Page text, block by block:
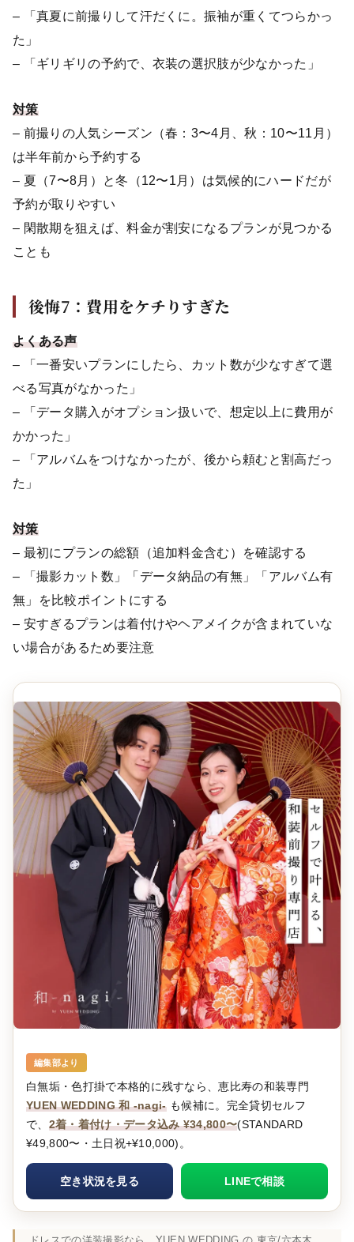
– 「真夏に前撮りして汗だくに。振袖が重くてつらかっ
た」
– 「ギリギリの予約で、衣装の選択肢が少なかった」
対策
– 前撮りの人気シーズン（春：3〜4月、秋：10〜11月）
は半年前から予約する
– 夏（7〜8月）と冬（12〜1月）は気候的にハードだが
予約が取りやすい
– 閑散期を狙えば、料金が割安になるプランが見つかる
ことも
後悔7：費用をケチりすぎた
よくある声
– 「一番安いプランにしたら、カット数が少なすぎて選
べる写真がなかった」
– 「データ購入がオプション扱いで、想定以上に費用が
かかった」
– 「アルバムをつけなかったが、後から頼むと割高だっ
た」
対策
– 最初にプランの総額（追加料金含む）を確認する
– 「撮影カット数」「データ納品の有無」「アルバム有
無」を比較ポイントにする
– 安すぎるプランは着付けやヘアメイクが含まれていな
い場合があるため要注意
編集部より
白無垢・色打掛で本格的に残すなら、恵比寿の和装専門
YUEN WEDDING 和 -nagi-も候補に。完全貸切セルフ
で、 2着・着付け・データ込み ¥34,800〜(STANDARD
¥49,800〜・土日祝+¥10,000)。
空き状況を見る LINEで相談